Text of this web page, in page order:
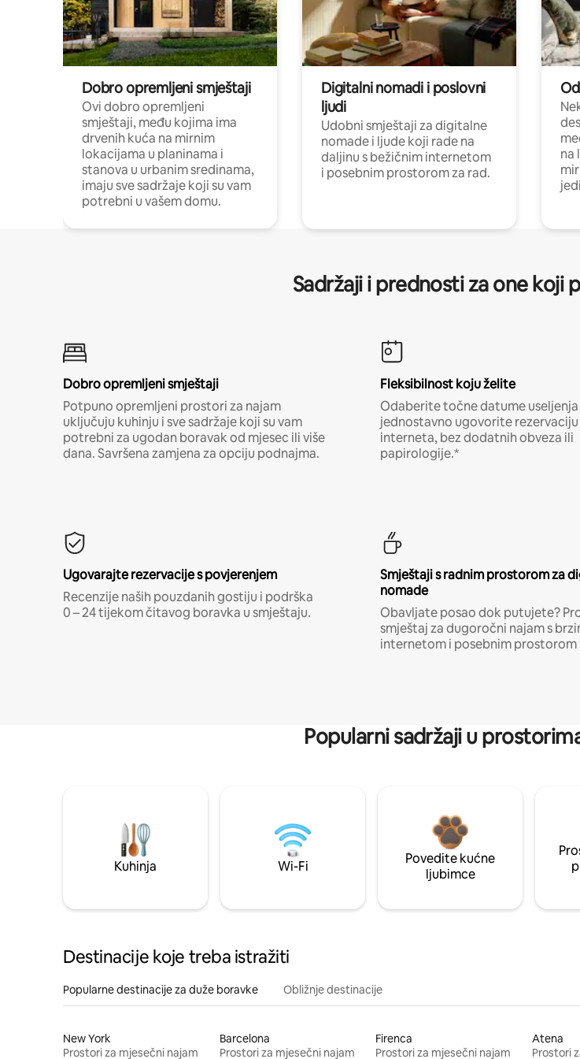
Dobro opremljeni smještaji
Ovi dobro opremljeni
smještaji, među kojima ima
drvenih kuća na mirnim
lokacijama u planinama i
stanova u urbanim sredinama,
imaju sve sadržaje koji su vam
potrebni u vašem domu.
Digitalni nomadi i poslovni
ljudi
Udobni smještaji za digitalne
nomade i ljude koji rade na
daljinu s bežičnim internetom
i posebnim prostorom za rad.
na
Sadržaji i prednosti za one koji
Dobro opremljeni smještaji
Potpuno opremljeni prostori za najam
uključuju kuhinju i sve sadržaje koji su vam
potrebni za ugodan boravak od mjesec ili više
dana. Savršena zamjena za opciju podnajma.
Fleksibilnost koju želite
Odaberite točne datume useljenja
jednostavno ugovorite
interneta, bez dodatnih obveza ili
papirologije.*
Ugovarajte rezervacije s povjerenjem
Recenzije naših pouzdanih gostiju i podrška
0 – 24 tijekom čitavog boravka u smještaju.
Smještaji s radnim prostorom za
nomade
Obavljate posao dok putujete?
smještaj za dugoročni najam s
internetom i posebnim prostorom
Popularni sadržaji u
Kuhinja Wi-Fi
Povedite kućne
ljubimce
Destinacije koje treba istražiti
Popularne destinacije za duže boravke Obližnje destinacije
New York
Prostori za mjesečni najam
Barcelona
Prostori za mjesečni najam
Firenca
Prostori za mjesečni najam
Atena
Prostori